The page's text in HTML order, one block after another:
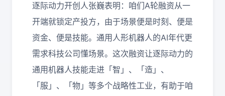
逐际动力开创人张巍表明：咱们A轮融资从一
开端就锁定产投方，由于场景便是时刻、便是
资金、便是技能。通用人形机器人的AI年代更
需求科技公司懂场景。这次融资让逐际动力的
通用机器人技能走进「智」、「造」、
「服」、「物」等多个战略性工业，有助于咱